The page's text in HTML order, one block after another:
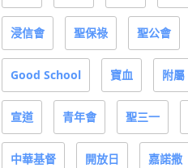
浸信會 聖保祿 聖公會
Good School 寶血 附屬
宣道 青年會 聖三一
中華基督 開放日 嘉諾撒